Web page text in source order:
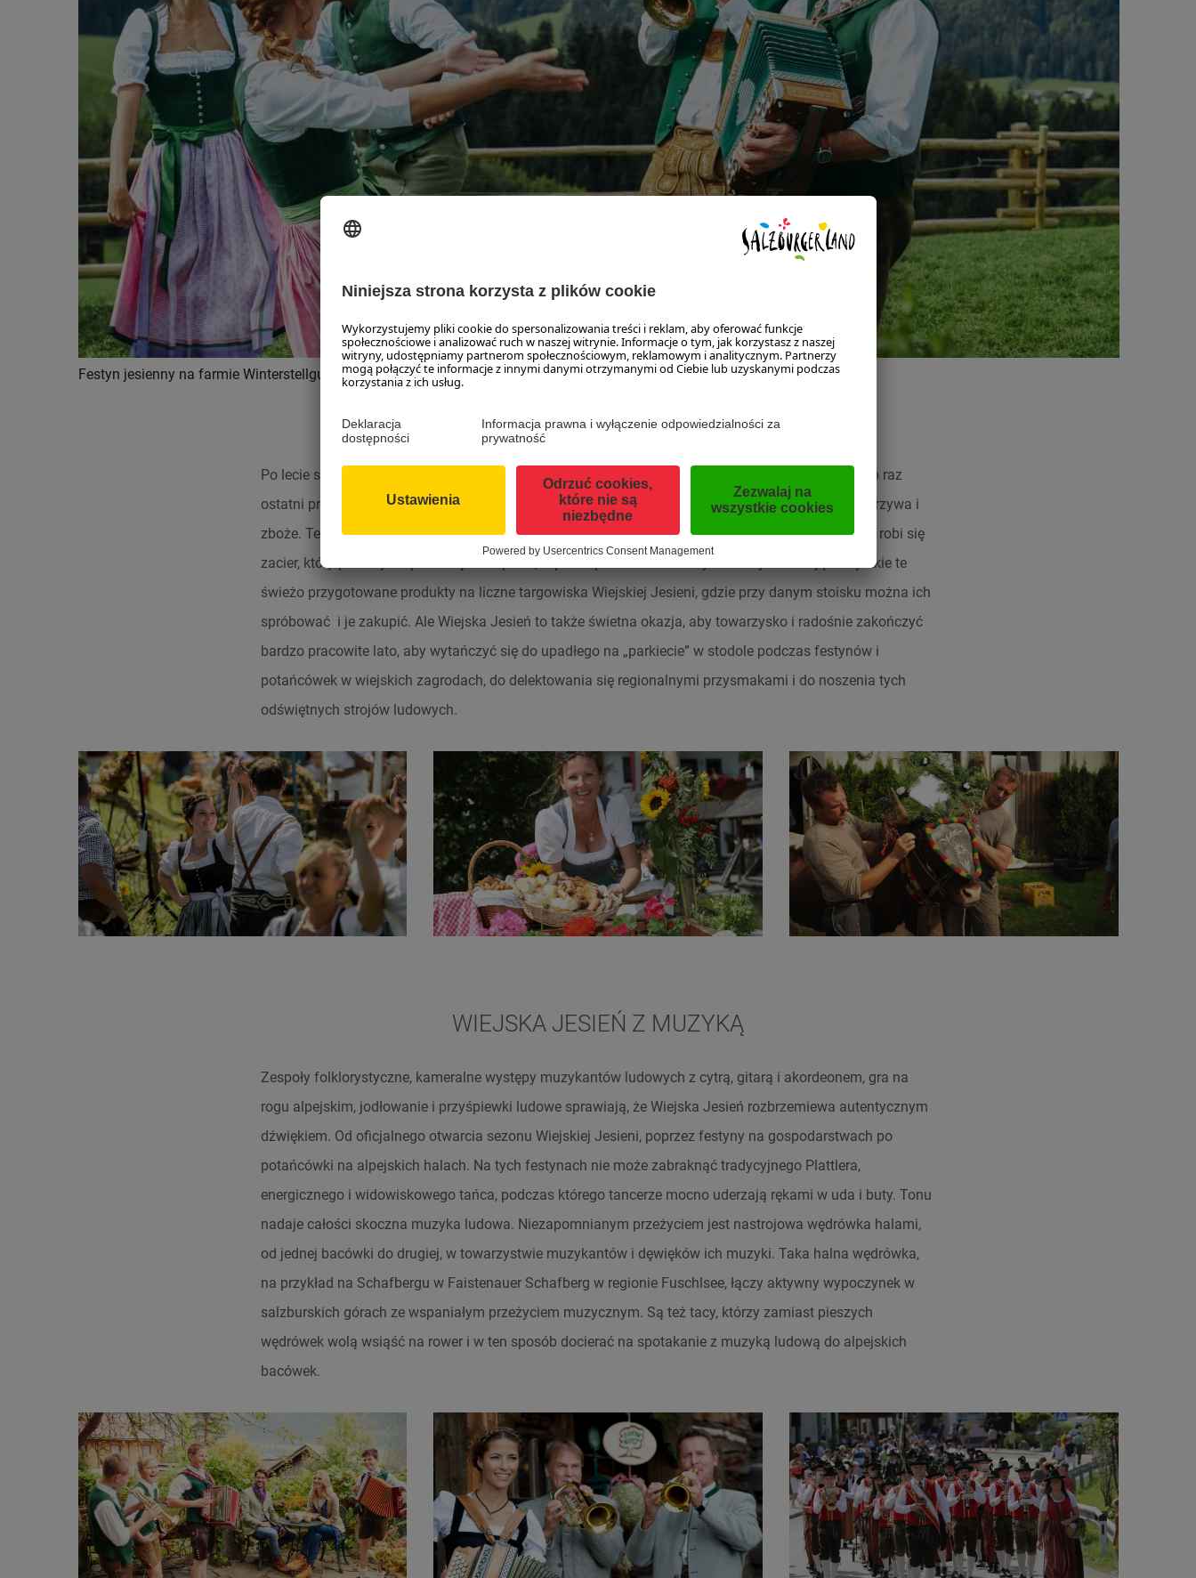
Festyn jesienny na farmie Winterstellgut w Annaberg-Lungötz © SalzburgerLand Tourismus, Edward Groeger,
SZCZEGÓLNY CZAS W ROKU
Po lecie spędzonym na alpejskich halach pasterze i pasterki wracają z bydłem w dolinę. Rolnicy po raz
ostatni przed nastaniem zimy jadą na pole, aby zebrać zweźć do stodoły siano i zebrać owoce, warzywa i
zboże. Teraz czas jest robić z tych plonów przetwory. Powstają dżemy, wyciska się soki, z owoców robi się
zacier, który posłuży do produkcji sznapsów, wędzi się boczek i kiełbasy. Rolnicy zabierają wszystkie te
świeżo przygotowane produkty na liczne targowiska Wiejskiej Jesieni, gdzie przy danym stoisku można ich
spróbować i je zakupić. Ale Wiejska Jesień to także świetna okazja, aby towarzysko i radośnie zakończyć
bardzo pracowite lato, aby wytańczyć się do upadłego na „parkiecie” w stodole podczas festynów i
potańcówek w wiejskich zagrodach, do delektowania się regionalnymi przysmakami i do noszenia tych
odświętnych strojów ludowych.
WIEJSKA JESIEŃ Z MUZYKĄ
Zespoły folklorystyczne, kameralne występy muzykantów ludowych z cytrą, gitarą i akordeonem, gra na
rogu alpejskim, jodłowanie i przyśpiewki ludowe sprawiają, że Wiejska Jesień rozbrzemiewa autentycznym
dźwiękiem. Od oficjalnego otwarcia sezonu Wiejskiej Jesieni, poprzez festyny na gospodarstwach po
potańcówki na alpejskich halach. Na tych festynach nie może zabraknąć tradycyjnego Plattlera,
energicznego i widowiskowego tańca, podczas którego tancerze mocno uderzają rękami w uda i buty. Tonu
nadaje całości skoczna muzyka ludowa. Niezapomnianym przeżyciem jest nastrojowa wędrówka halami,
od jednej bacówki do drugiej, w towarzystwie muzykantów i dęwięków ich muzyki. Taka halna wędrówka,
na przykład na Schafbergu w Faistenauer Schafberg w regionie Fuschlsee, łączy aktywny wypoczynek w
salzburskich górach ze wspaniałym przeżyciem muzycznym. Są też tacy, którzy zamiast pieszych
wędrówek wolą wsiąść na rower i w ten sposób docierać na spotakanie z muzyką ludową do alpejskich
bacówek.